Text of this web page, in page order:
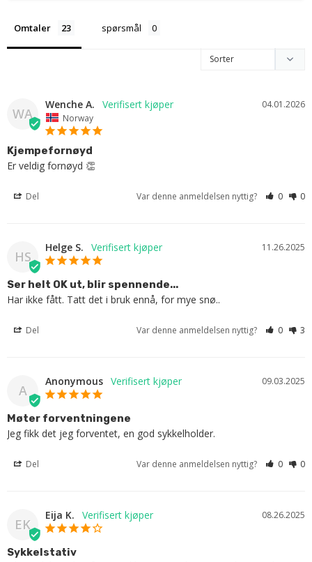
Omtaler spørsmål
WA
04.01.2026
Wenche A.
Norway
Kjempefornøyd
Er veldig fornøyd 👏
Del Var denne anmeldelsen nyttig? 0 0
HS
11.26.2025
Helge S.
Ser helt OK ut, blir spennende...
Har ikke fått. Tatt det i bruk ennå, for mye snø..
Del Var denne anmeldelsen nyttig? 0 3
A
09.03.2025
Anonymous
Møter forventningene
Jeg fikk det jeg forventet, en god sykkelholder.
Del Var denne anmeldelsen nyttig? 0 0
EK
08.26.2025
Eija K.
Sykkelstativ